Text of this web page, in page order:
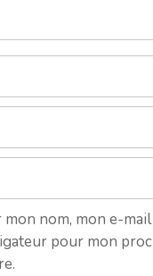
nom, mon e-
pour mon